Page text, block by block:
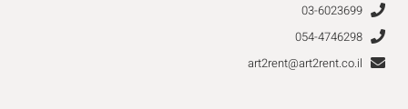
03-6023699
054-4746298
art2rent@art2rent.co.il